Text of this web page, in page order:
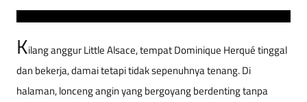
Kilang anggur Little Alsace, tempat Dominique Herqué tinggal
dan bekerja, damai tetapi tidak sepenuhnya tenang. Di
halaman, lonceng angin yang bergoyang berdenting tanpa